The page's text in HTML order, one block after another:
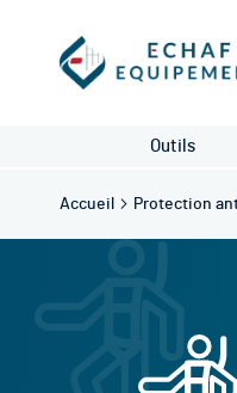
Outils
Accueil Protection